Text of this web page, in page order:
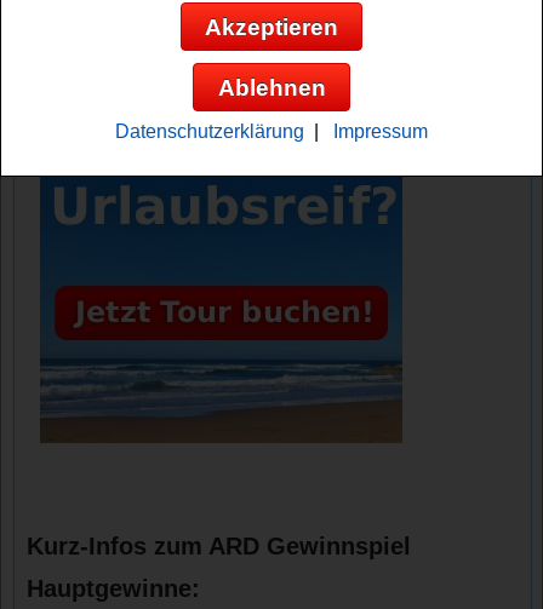
und eine Defa Klassiker DVD Box
Anzeige:
Kurz-Infos zum ARD Gewinnspiel
Hauptgewinne:
Akzeptieren
Ablehnen
Datenschutzerklärung Impressum